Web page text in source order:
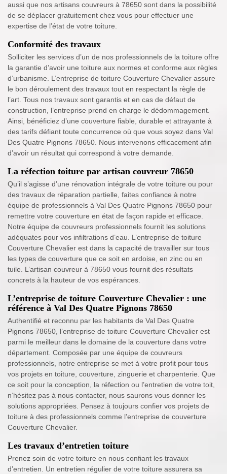
aussi que nos artisans couvreurs à 78650 sont dans la possibilité
de se déplacer gratuitement chez vous pour effectuer une
expertise de l’état de votre toiture.
Conformité des travaux
Solliciter les services d’un de nos professionnels de la toiture offre
la garantie d’avoir une toiture aux normes et conforme aux règles
d’urbanisme. L’entreprise de toiture Couverture Chevalier assure
le bon déroulement des travaux tout en respectant la règle de
l’art. Tous nos travaux sont garantis et en cas de défaut de
construction, l’entreprise prend en charge le dédommagement.
Ainsi, bénéficiez d’une couverture fiable, durable et attrayante à
des tarifs défiant toute concurrence où que vous soyez dans Val
Des Quatre Pignons 78650. Nous intervenons efficacement afin
d’avoir un résultat qui correspond à votre demande.
La réfection toiture par artisan couvreur 78650
Qu’il s’agisse d’une rénovation intégrale de votre toiture ou pour
des travaux de réparation partielle, faites confiance à notre
équipe de professionnels à Val Des Quatre Pignons 78650 pour
remettre votre couverture en état de façon rapide et efficace.
Notre équipe de couvreurs professionnels fournit les solutions
adéquates pour vos infiltrations d’eau. L’entreprise de toiture
Couverture Chevalier est dans la capacité de travailler sur tous
les types de couverture que ce soit en ardoise, en zinc ou en
tuile. L’artisan couvreur à 78650 vous fournit des résultats
concrets à la hauteur de vos espérances.
L’entreprise de toiture Couverture Chevalier : une
référence à Val Des Quatre Pignons 78650
Authentifié et reconnu par les habitants de Val Des Quatre
Pignons 78650, l’entreprise de toiture Couverture Chevalier est
parmi le meilleur dans le domaine de la couverture dans votre
département. Composée par une équipe de couvreurs
professionnels, notre entreprise se met à votre profit pour tous
vos projets en toiture, couverture, zinguerie et charpenterie. Que
ce soit pour la conception, la réfection ou l’entretien de votre toit,
n’hésitez pas à nous contacter, nous saurons vous donner les
solutions appropriées. Pensez à toujours confier vos projets de
toiture à des professionnels comme l’entreprise de couverture
Couverture Chevalier.
Les travaux d’entretien toiture
Prenez soin de votre toiture en nous confiant les travaux
d’entretien. Un entretien régulier de votre toiture assurera sa